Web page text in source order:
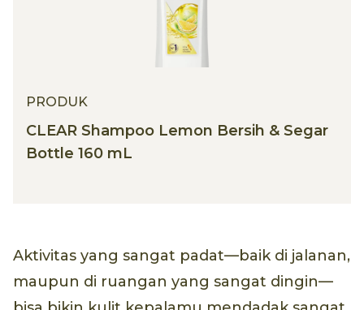
PRODUK
CLEAR Shampoo Lemon Bersih & Segar
Bottle 160 mL
Aktivitas yang sangat padat—baik di jalanan,
maupun di ruangan yang sangat dingin—